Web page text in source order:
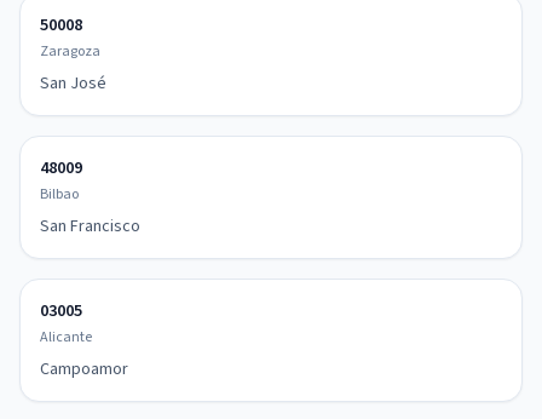
50008
Zaragoza
San José
48009
Bilbao
San Francisco
03005
Alicante
Campoamor